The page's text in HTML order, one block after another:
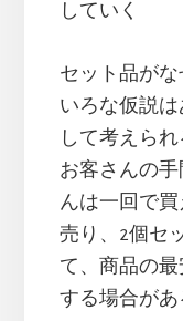
していく
セット品が
いろな仮説
して考えら
お客さんの
んは一回で
売り、2個セ
て、商品の
する場合があ